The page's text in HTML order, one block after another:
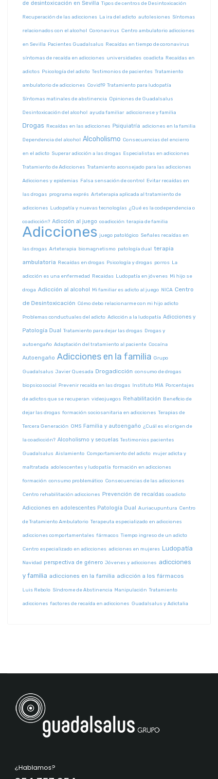
de desintoxicación en Sevilla Tipos de centros de Desintoxicación
Recuperación de las adicciones La ira del adicto autolesiones Síntomas
relacionados con el alcohol Coronavirus Centro ambulatorio adicciones
en Sevilla Pacientes Guadalsalus Recaídas en tiempo de coronavirus
síntomas de recaída en adicciones universidades coadicta Recaídas en
adictos Psicología del adicto Testimonios de pacientes Tratamiento
ambulatorio de adicciones Covid19 Tratamiento para ludopatía
Síntomas matinales de abstinencia Opiniones de Guadalsalus
Desintoxicación del alcohol ayuda familiar adiccionese y familia
Drogas Recaídas en las adicciones Psiquiatría adiciones en la familia
Dependencia del alcohol Alcoholismo Consecuencias del encierro
en el adicto Superar adicción a las drogas Especialistas en adicciones
Tratamiento de Adicciones Tratamiento aconsejado para las adicciones
Adicciones y epidemias Falsa sensación de control Evitar recaídas en
las drogas programa exprés Arteterapia aplicada al tratamiento de
adicciones Ludopatía y nuevas tecnologías ¿Qué es la codependencia o
coadicción? Adicción al juego coadicción terapia de familia
Adicciones juego patológico Señales recaídas en
las drogas Arteterapia biomagnetismo patología dual terapia
ambulatoria Recaídas en drogas Psicología y drogas porros La
adicción es una enfermedad Recaidas Ludopatía en jóvenes Mi hijo se
droga Adicción al alcohol Mi familiar es adicto al juego NICA Centro
de Desintoxicación Cómo debo relacionarme con mi hijo adicto
Problemas conductuales del adicto Adicción a la ludopatía Adicciones y
Patología Dual Tratamiento para dejar las drogas Drogas y
autoengaño Adaptación del tratamiento al paciente Cocaína
Autoengaño Adicciones en la familia Grupo
Guadalsalus Javier Quesada Drogadicción consumo de drogas
biopsicosocial Prevenir recaída en las drogas Instituto MIA Porcentajes
de adictos que se recuperan videojuegos Rehabilitación Beneficio de
dejar las drogas formación sociosanitaria en adicciones Terapias de
Tercera Generación OMS Familia y autoengaño ¿Cuál es el origen de
la coadicción? Alcoholismo y secuelas Testimonios pacientes
Guadalsalus Aislamiento Comportamiento del adicto mujer adicta y
maltratada adolescentes y ludopatía formación en adicciones
formación consumo problemático Consecuencias de las adicciones
Centro rehabilitación adicciones Prevención de recaídas coadicto
Adicciones en adolescentes Patología Dual Auriacupuntura Centro
de Tratamiento Ambulatorio Terapeuta especializado en adicciones
adicciones comportamentales fármacos Tiempo ingreso de un adicto
Centro especializado en adicciones adiciones en mujeres Ludopatía
Navidad perspectiva de género Jóvenes y adicciones adicciones
y familia adicciones en la familia adicción a los fármacos
Luis Rebolo Síndrome de Abstinencia Manipulación Tratamiento
adicciones factores de recaída en adicciones Guadalsalus y Adictalia
¿Hablamos?